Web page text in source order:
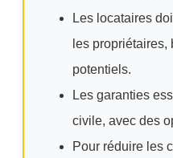
Les locataires
les
potentiels.
Les garanties
civile, avec des
Pour réduire les